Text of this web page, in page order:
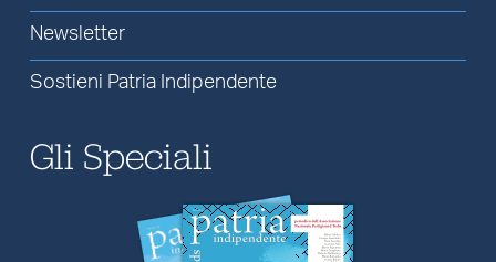
Newsletter
Sostieni Patria Indipendente
Gli Speciali